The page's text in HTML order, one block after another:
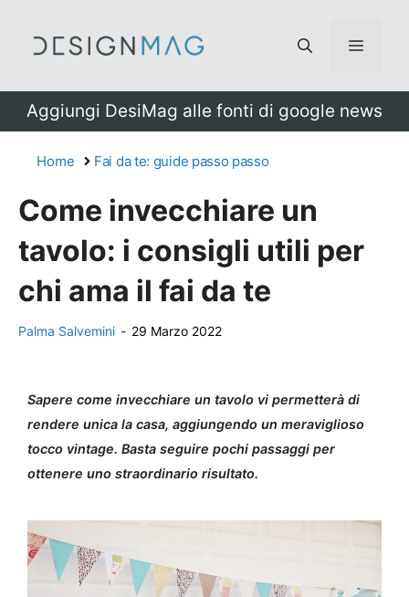
Menu
Aggiungi DesiMag alle fonti di google news
Home Fai da te: guide passo passo
Come invecchiare un
tavolo: i consigli utili per
chi ama il fai da te
Palma Salvemini - 29 Marzo 2022
Sapere come invecchiare un tavolo vi permetterà di
rendere unica la casa, aggiungendo un meraviglioso
tocco vintage. Basta seguire pochi passaggi per
ottenere uno straordinario risultato.